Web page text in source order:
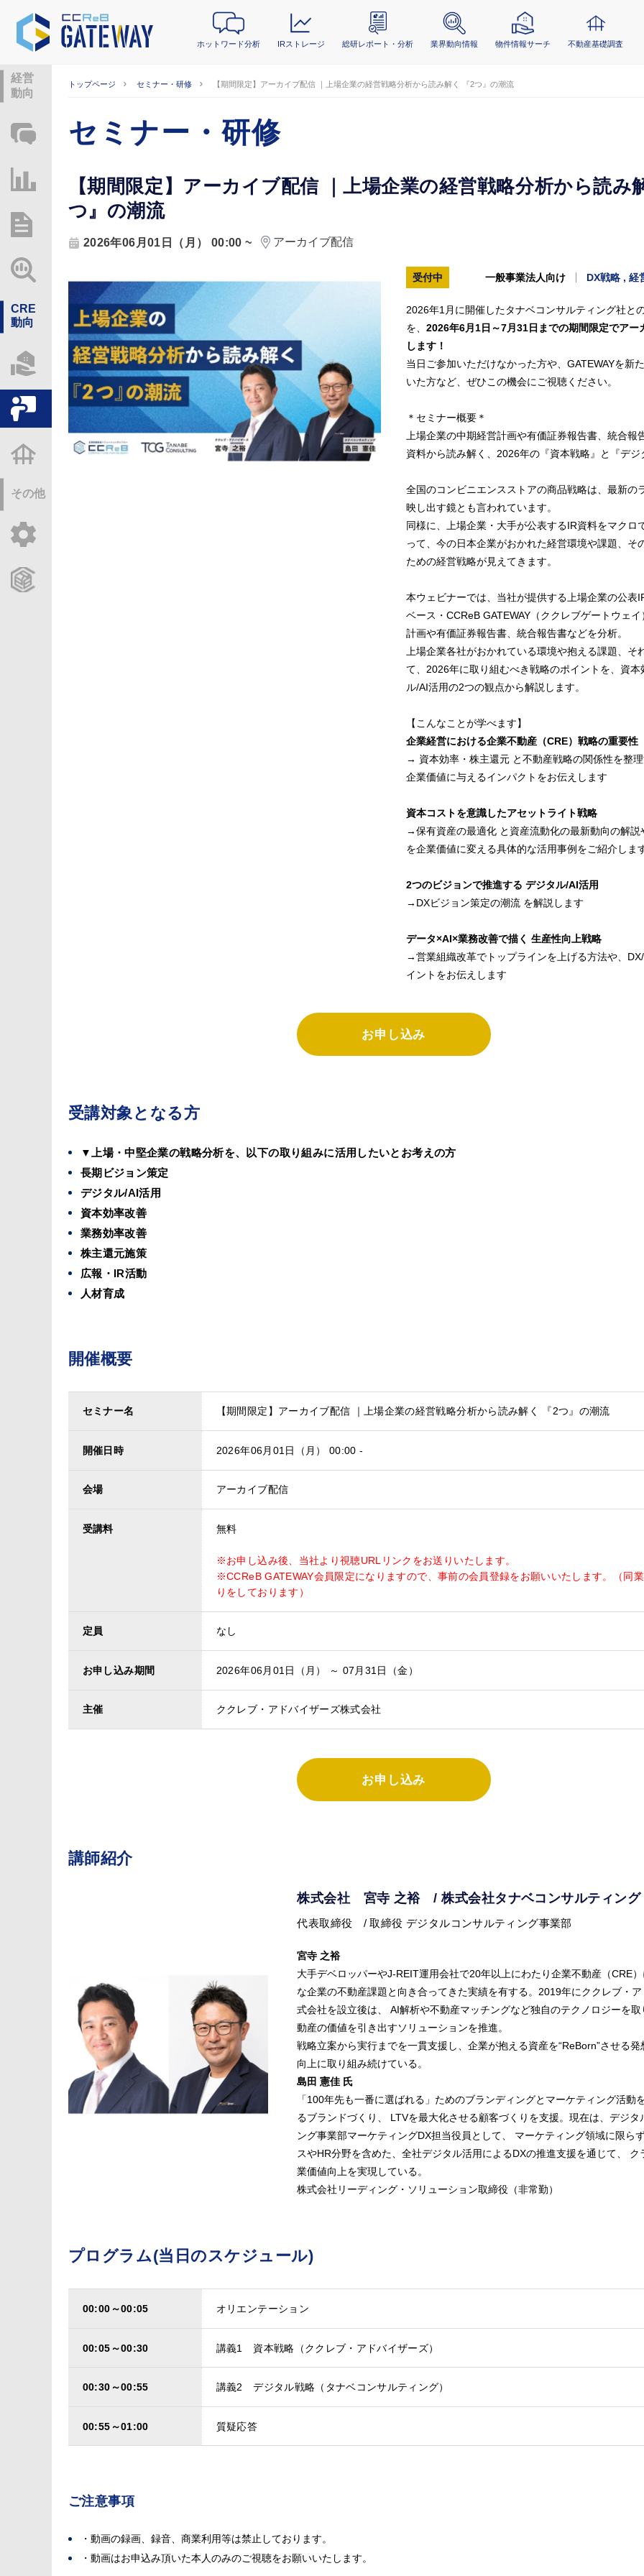
ホットワード分析 IRストレージ 総研レポート・分析 業界動向情報 物件情報サーチ 不動産基礎調査
経営
動向
ホットワード分析
IRストレージ
総研レポート・分析
CRE
動向
物件情報サーチ
セミナー・研修
不動産基礎調査
その他
トップページ セミナー・研修 【期間限定】アーカイブ配信 ｜上場企業の経営戦略分析から読み解く 『2つ』の潮流
セミナー・研修
【期間限定】アーカイブ配信 ｜上場企業の経営戦略分析から読み
つ』の潮流
2026年06月01日（月） 00:00 ~ アーカイブ配信
受付中 一般事業法人向け DX戦略 , 経
2026年1月に開催したタナベコンサルティング社と
を、2026年6月1日～7月31日までの期間限定でアー
します！
当日ご参加いただけなかった方や、GATEWAYを新
いた方など、ぜひこの機会にご視聴ください。
＊セミナー概要＊
上場企業の中期経営計画や有価証券報告書、統合報
資料から読み解く、2026年の『資本戦略』と『デジ
全国のコンビニエンスストアの商品戦略は、最新の
映し出す鏡とも言われています。
同様に、上場企業・大手が公表するIR資料をマクロ
って、今の日本企業がおかれた経営環境や課題、そ
ための経営戦略が見えてきます。
本ウェビナーでは、当社が提供する上場企業の公表
ベース・CCReB GATEWAY（ククレブゲートウェ
計画や有価証券報告書、統合報告書などを分析。
上場企業各社がおかれている環境や抱える課題、そ
て、2026年に取り組むべき戦略のポイントを、資本
ル/AI活用の2つの観点から解説します。
【こんなことが学べます】
企業経営における企業不動産（CRE）戦略の重要性
→ 資本効率・株主還元 と不動産戦略の関係性を整理
企業価値に与えるインパクトをお伝えします
資本コストを意識したアセットライト戦略
→保有資産の最適化 と資産流動化の最新動向の解説
を企業価値に変える具体的な活用事例をご紹介しま
2つのビジョンで推進する デジタル/AI活用
→DXビジョン策定の潮流 を解説します
データ×AI×業務改善で描く 生産性向上戦略
→営業組織改革でトップラインを上げる方法や、
イントをお伝えします
お申し込み
受講対象となる方
▼上場・中堅企業の戦略分析を、以下の取り組みに活用したいとお考えの方
長期ビジョン策定
デジタル/AI活用
資本効率改善
業務効率改善
株主還元施策
広報・IR活動
人材育成
開催概要
セミナー名 【期間限定】アーカイブ配信 ｜上場企業の経営戦略分析から読み解く 『2つ』の潮流
開催日時 2026年06月01日（月） 00:00 -
会場 アーカイブ配信
受講料 無料
※お申し込み後、当社より視聴URLリンクをお送りいたします。
※CCReB GATEWAY会員限定になりますので、事前の会員登録をお願いいたします。（同
りをしております）
定員 なし
お申し込み期間 2026年06月01日（月） ～ 07月31日（金）
主催 ククレブ・アドバイザーズ株式会社
お申し込み
講師紹介
株式会社 宮寺 之裕 / 株式会社タナベコンサルティング
代表取締役 / 取締役 デジタルコンサルティング事業部
宮寺 之裕
大手デベロッパーやJ-REIT運用会社で20年以上にわたり企業不動産（CRE
な企業の不動産課題と向き合ってきた実績を有する。2019年にククレブ・
式会社を設立後は、 AI解析や不動産マッチングなど独自のテクノロジーを取
動産の価値を引き出すソリューションを推進。
戦略立案から実行までを一貫支援し、企業が抱える資産を“ReBorn”させる発
向上に取り組み続けている。
島田 憲佳 氏
「100年先も一番に選ばれる」ためのブランディングとマーケティング活動
るブランドづくり、 LTVを最大化させる顧客づくりを支援。現在は、デジタ
ング事業部マーケティングDX担当役員として、 マーケティング領域に限ら
スやHR分野を含めた、全社デジタル活用によるDXの推進支援を通じて、 ク
業価値向上を実現している。
株式会社リーディング・ソリューション取締役（非常勤）
プログラム(当日のスケジュール)
00:00～00:05 オリエンテーション
00:05～00:30 講義1 資本戦略（ククレブ・アドバイザーズ）
00:30～00:55 講義2 デジタル戦略（タナベコンサルティング）
00:55～01:00 質疑応答
ご注意事項
・動画の録画、録音、商業利用等は禁止しております。
・動画はお申込み頂いた本人のみのご視聴をお願いいたします。